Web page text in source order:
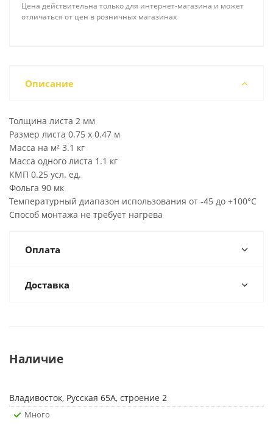
Цена действительна только для интернет-магазина и может
отличаться от цен в розничных магазинах
Описание
Толщина листа 2 мм
Размер листа 0.75 x 0.47 м
Масса на м² 3.1 кг
Масса одного листа 1.1 кг
КМП 0.25 усл. ед.
Фольга 90 мк
Температурный диапазон использования от -45 до +100°С
Способ монтажа не требует нагрева
Оплата
Доставка
Наличие
Владивосток, Русская 65А, строение 2
Много